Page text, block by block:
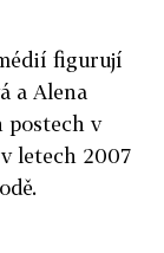
figurují
a Alena
postech v
letech 2007